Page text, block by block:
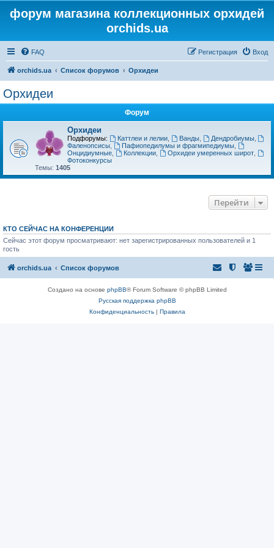
форум магазина коллекционных орхидей
orchids.ua
FAQ Вход
Регистрация
orchids.ua Список форумов Орхидеи
Орхидеи
Форум
Орхидеи
Подфорумы: Каттлеи и лелии, Ванды, Дендробиумы,
Фаленопсисы
Пафиопедилумы и фрагмипедиумы,
Онцидиумные
Коллекции, Орхидеи умеренных широт,
Фотоконкурсы
Темы: 1405
Перейти
КТО СЕЙЧАС НА КОНФЕРЕНЦИИ
Сейчас этот форум просматривают: нет зарегистрированных пользователей и 1
гость
orchids.ua Список форумов
Создано на основе phpBB® Forum Software © phpBB Limited
Русская поддержка phpBB
Конфиденциальность| Правила